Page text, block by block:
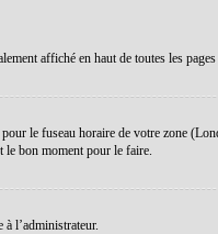
affiché en haut de toutes les
le fuseau horaire de votre zone
le bon moment pour le faire.
à l’administrateur.